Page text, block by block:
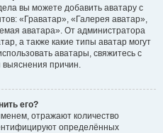
вы можете добавить аватару с
«Граватар», «Галерея аватар»,
аватара». От администратора
а также какие типы аватар могут
аватары, свяжитесь с
причин.
его?
отражают количество
определённых